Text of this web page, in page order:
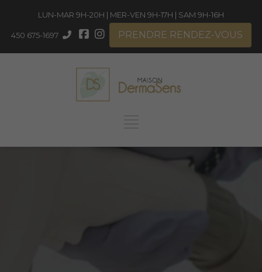
LUN-MAR 9H-20H | MER-VEN 9H-17H | SAM 9H-16H
450 675-1697 PRENDRE RENDEZ-VOUS